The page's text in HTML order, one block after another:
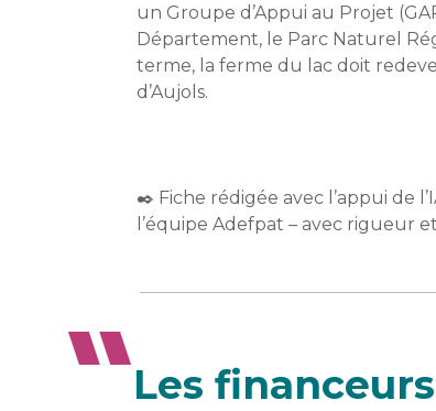
un Groupe d’Appui au Projet
Département, le Parc Naturel
terme, la ferme du lac doit
d’Aujols.
✒️ Fiche rédigée avec l’appui de
l’équipe Adefpat – avec rigueur
Les financeurs